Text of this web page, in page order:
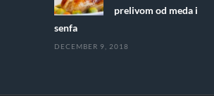
prelivom od meda i
senfa
DECEMBER 9, 2018